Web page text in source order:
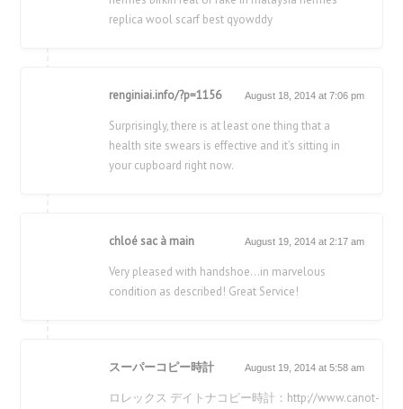
replica wool scarf best qyowddy
renginiai.info/?p=1156 August 18, 2014 at 7:06 pm
Surprisingly, there is at least one thing that a
health site swears is effective and it’s sitting in
your cupboard right now.
chloé sac à main August 19, 2014 at 2:17 am
Very pleased with handshoe…in marvelous
condition as described! Great Service!
スーパーコピー時計 August 19, 2014 at 5:58 am
ロレックス デイトナコピー時計：http://www.canot-